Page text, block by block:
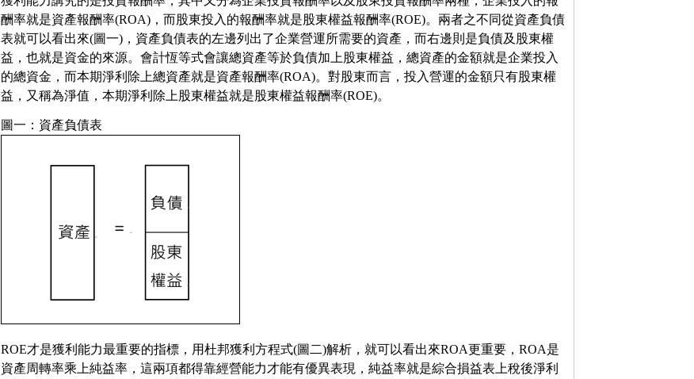
酬率就是資產報酬率(ROA)，而股東投入的報酬率就是股東權益報酬率(ROE)。兩者之不同從資產負債
表就可以看出來(圖一)，資產負債表的左邊列出了企業營運所需要的資產，而右邊則是負債及股東權
益，也就是資金的來源。會計恆等式會讓總資產等於負債加上股東權益，總資產的金額就是企業投入
的總資金，而本期淨利除上總資產就是資產報酬率(ROA)。對股東而言，投入營運的金額只有股東權
益，又稱為淨值，本期淨利除上股東權益就是股東權益報酬率(ROE)。
圖一：資產負債表
ROE才是獲利能力最重要的指標，用杜邦獲利方程式(圖二)解析，就可以看出來ROA更重要，ROA是
資產周轉率乘上純益率，這兩項都得靠經營能力才能有優異表現，純益率就是綜合損益表上稅後淨利